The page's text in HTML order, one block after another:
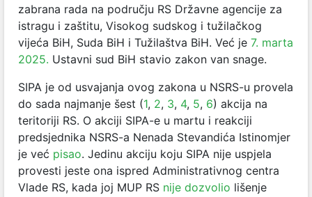
zabrana rada na području RS Državne agencije za
istragu i zaštitu, Visokog sudskog i tužilačkog
vijeća BiH, Suda BiH i Tužilaštva BiH. Već je 7. marta
2025. Ustavni sud BiH stavio zakon van snage.
SIPA je od usvajanja ovog zakona u NSRS-u provela
do sada najmanje šest (1, 2, 3, 4, 5, 6) akcija na
teritoriji RS. O akciji SIPA-e u martu i reakciji
predsjednika NSRS-a Nenada Stevandića Istinomjer
je već pisao. Jedinu akciju koju SIPA nije uspjela
provesti jeste ona ispred Administrativnog centra
Vlade RS, kada joj MUP RS nije dozvolio lišenje